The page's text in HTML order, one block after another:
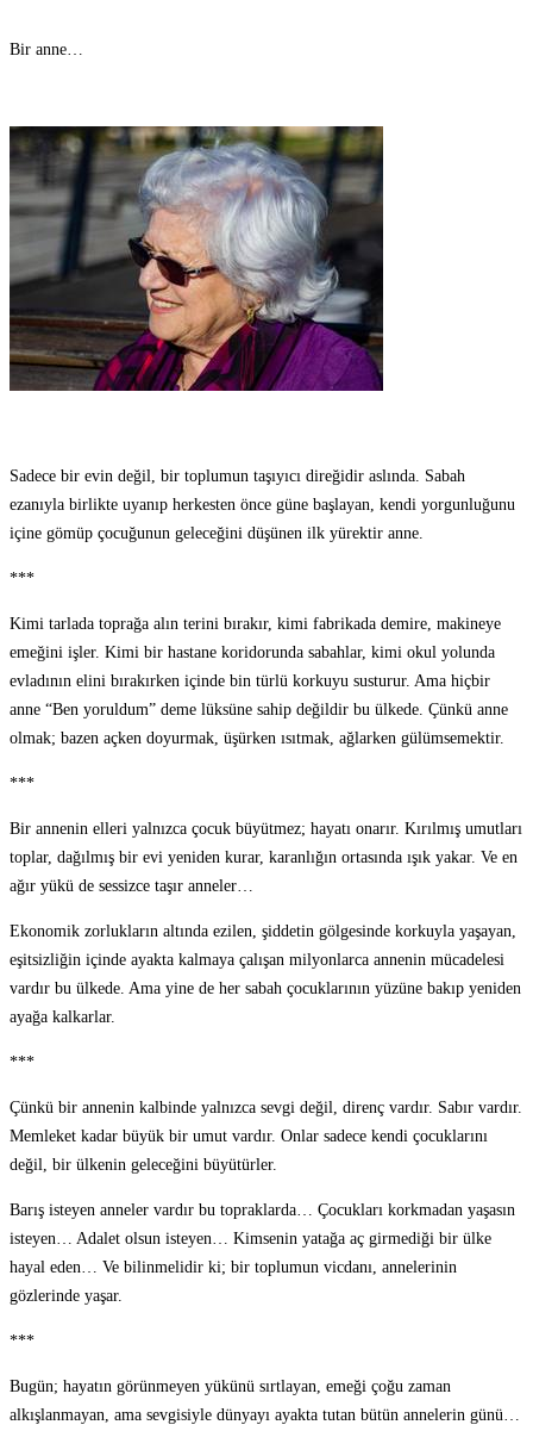
Bir anne…
Sadece bir evin değil, bir toplumun taşıyıcı direğidir aslında. Sabah
ezanıyla birlikte uyanıp herkesten önce güne başlayan, kendi yorgunluğunu
içine gömüp çocuğunun geleceğini düşünen ilk yürektir anne.
***
Kimi tarlada toprağa alın terini bırakır, kimi fabrikada demire, makineye
emeğini işler. Kimi bir hastane koridorunda sabahlar, kimi okul yolunda
evladının elini bırakırken içinde bin türlü korkuyu susturur. Ama hiçbir
anne “Ben yoruldum” deme lüksüne sahip değildir bu ülkede. Çünkü anne
olmak; bazen açken doyurmak, üşürken ısıtmak, ağlarken gülümsemektir.
***
Bir annenin elleri yalnızca çocuk büyütmez; hayatı onarır. Kırılmış umutları
toplar, dağılmış bir evi yeniden kurar, karanlığın ortasında ışık yakar. Ve en
ağır yükü de sessizce taşır anneler…
Ekonomik zorlukların altında ezilen, şiddetin gölgesinde korkuyla yaşayan,
eşitsizliğin içinde ayakta kalmaya çalışan milyonlarca annenin mücadelesi
vardır bu ülkede. Ama yine de her sabah çocuklarının yüzüne bakıp yeniden
ayağa kalkarlar.
***
Çünkü bir annenin kalbinde yalnızca sevgi değil, direnç vardır. Sabır vardır.
Memleket kadar büyük bir umut vardır. Onlar sadece kendi çocuklarını
değil, bir ülkenin geleceğini büyütürler.
Barış isteyen anneler vardır bu topraklarda… Çocukları korkmadan yaşasın
isteyen… Adalet olsun isteyen… Kimsenin yatağa aç girmediği bir ülke
hayal eden… Ve bilinmelidir ki; bir toplumun vicdanı, annelerinin
gözlerinde yaşar.
***
Bugün; hayatın görünmeyen yükünü sırtlayan, emeği çoğu zaman
alkışlanmayan, ama sevgisiyle dünyayı ayakta tutan bütün annelerin günü…